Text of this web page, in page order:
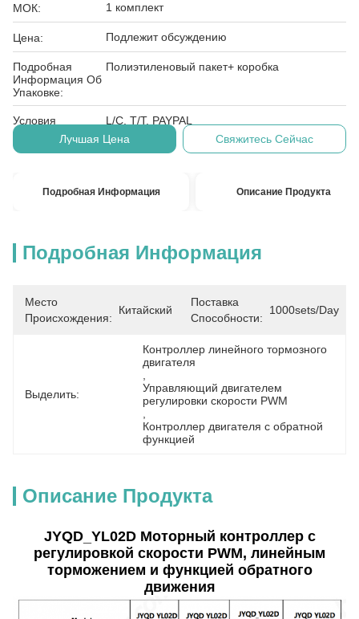
МОК: 1 комплект
Цена: Подлежит обсуждению
Подробная
Информация Об
Упаковке:
Полиэтиленовый пакет+ коробка
Условия
Оплаты:
L/C, T/T, PAYPAL
Лучшая Цена
Свяжитесь Сейчас
Подробная Информация Описание Продукта
Подробная Информация
Место
Происхождения:
Китайский
Поставка
Способности:
1000sets/day
Выделить:
Контроллер линейного тормозного
двигателя
Управляющий двигателем
регулировки скорости PWM
Контроллер двигателя с обратной
функцией
Описание Продукта
JYQD_YL02D Моторный контроллер с
регулировкой скорости PWM, линейным
торможением и функцией обратного
движения